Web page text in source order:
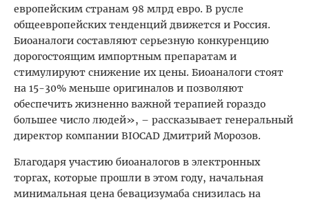
европейским странам 98 млрд евро. В русле
общеевропейских тенденций движется и Россия.
Биоаналоги составляют серьезную конкуренцию
дорогостоящим импортным препаратам и
стимулируют снижение их цены. Биоаналоги стоят
на 15-30% меньше оригиналов и позволяют
обеспечить жизненно важной терапией гораздо
большее число людей», – рассказывает генеральный
директор компании BIOCAD Дмитрий Морозов.
Благодаря участию биоаналогов в электронных
торгах, которые прошли в этом году, начальная
минимальная цена бевацизумаба снизилась на